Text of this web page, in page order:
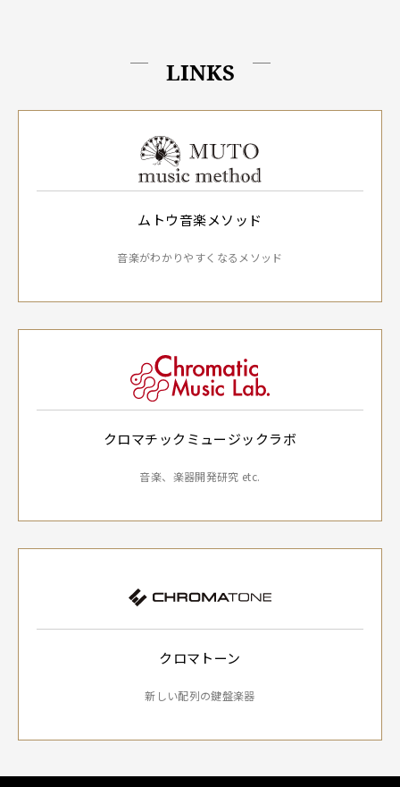
LINKS
ムトウ音楽メソッド
音楽がわかりやすくなるメソッド
クロマチックミュージックラボ
音楽、楽器開発研究 etc.
クロマトーン
新しい配列の鍵盤楽器